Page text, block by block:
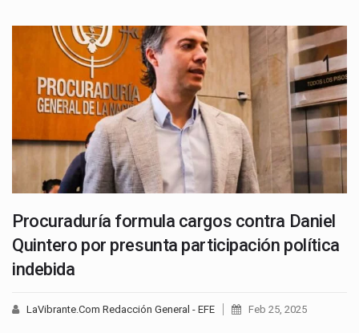
Procuraduría formula cargos contra Daniel
Quintero por presunta participación política
indebida
LaVibrante.Com Redacción General - EFE Feb 25, 2025